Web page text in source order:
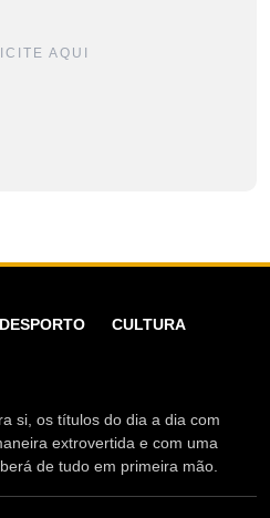
AQUI
DESPORTO
CULTURA
si, os títulos do dia a dia com
extrovertida e com uma
de tudo em primeira mão.